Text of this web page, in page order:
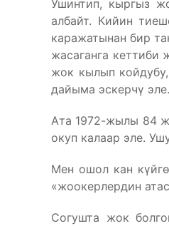
Ушинтип, кыргыз
албайт. Кийин
каражатынан бир
жасаганга
жок кылып
дайыма эскерчү эле.
Ата 1972-жылы 84
окуп калаар эле.
Мен ошол кан
«жоокерлердин
Согушта жок